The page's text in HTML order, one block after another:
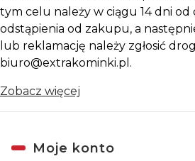
tym celu należy w ciągu 14 dni od
odstąpienia od zakupu, a
lub reklamację należy zgłosić
biuro@extrakominki.pl.
Zobacz więcej
Linki w stopce
Moje konto